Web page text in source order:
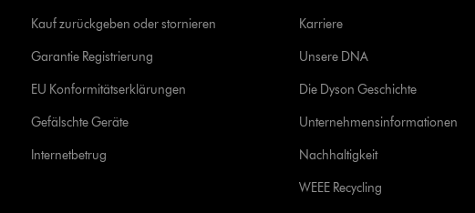
Kauf zurückgeben oder stornieren
Garantie Registrierung
EU Konformitätserklärungen
Gefälschte Geräte
Internetbetrug
Karriere
Unsere DNA
Die Dyson Geschichte
Unternehmensinformationen
Nachhaltigkeit
WEEE Recycling